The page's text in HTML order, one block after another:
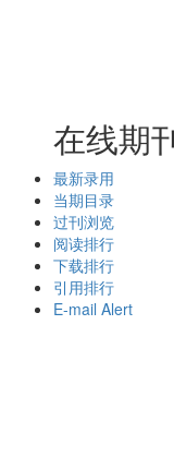
在线期
最新录用
当期目录
过刊浏览
阅读排行
下载排行
引用排行
E-mail Alert